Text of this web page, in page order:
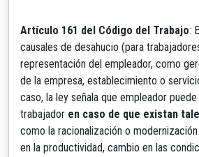
Artículo 161 del Código del Trabajo:
causales de desahucio (para
representación del empleador, como
de la empresa, establecimiento o
caso, la ley señala que empleador
trabajador en caso de que existan
como la racionalización o
en la productividad, cambio en las